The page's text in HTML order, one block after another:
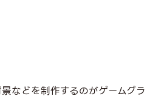
などを制作するのがゲームグラ